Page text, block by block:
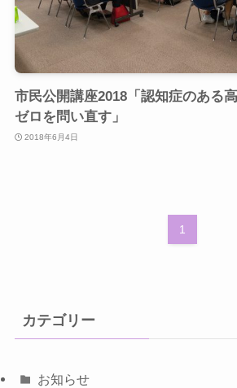
市民公開講座2018「認知症のある
ゼロを問い直す」
2018年6月4日
1
カテゴリー
お知らせ